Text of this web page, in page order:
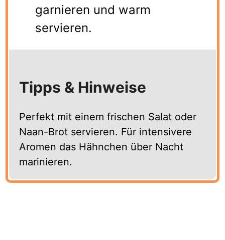
garnieren und warm
servieren.
Tipps & Hinweise
Perfekt mit einem frischen Salat oder
Naan-Brot servieren. Für intensivere
Aromen das Hähnchen über Nacht
marinieren.